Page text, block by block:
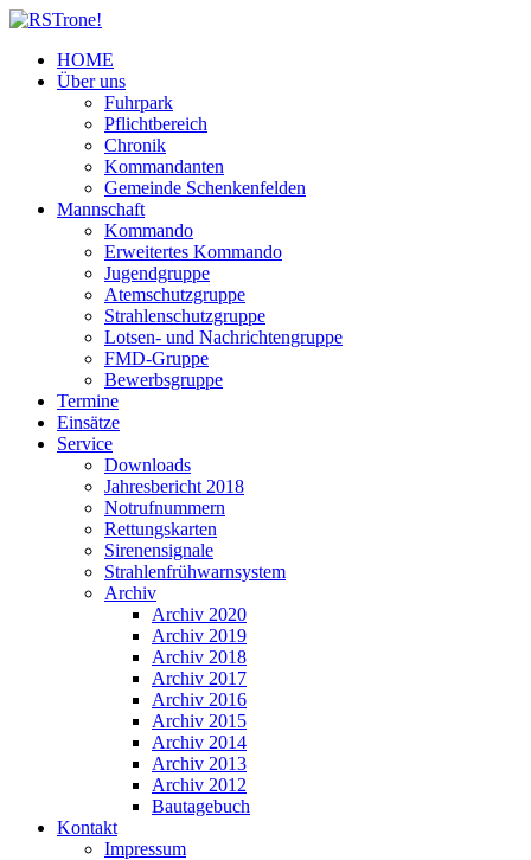
HOME
Über uns
Fuhrpark
Pflichtbereich
Chronik
Kommandanten
Gemeinde Schenkenfelden
Mannschaft
Kommando
Erweitertes Kommando
Jugendgruppe
Atemschutzgruppe
Strahlenschutzgruppe
Lotsen- und Nachrichtengruppe
FMD-Gruppe
Bewerbsgruppe
Termine
Einsätze
Service
Downloads
Jahresbericht 2018
Notrufnummern
Rettungskarten
Sirenensignale
Strahlenfrühwarnsystem
Archiv
Archiv 2020
Archiv 2019
Archiv 2018
Archiv 2017
Archiv 2016
Archiv 2015
Archiv 2014
Archiv 2013
Archiv 2012
Bautagebuch
Kontakt
Impressum